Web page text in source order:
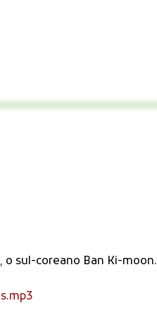
o sul-coreano Ban Ki-moon.